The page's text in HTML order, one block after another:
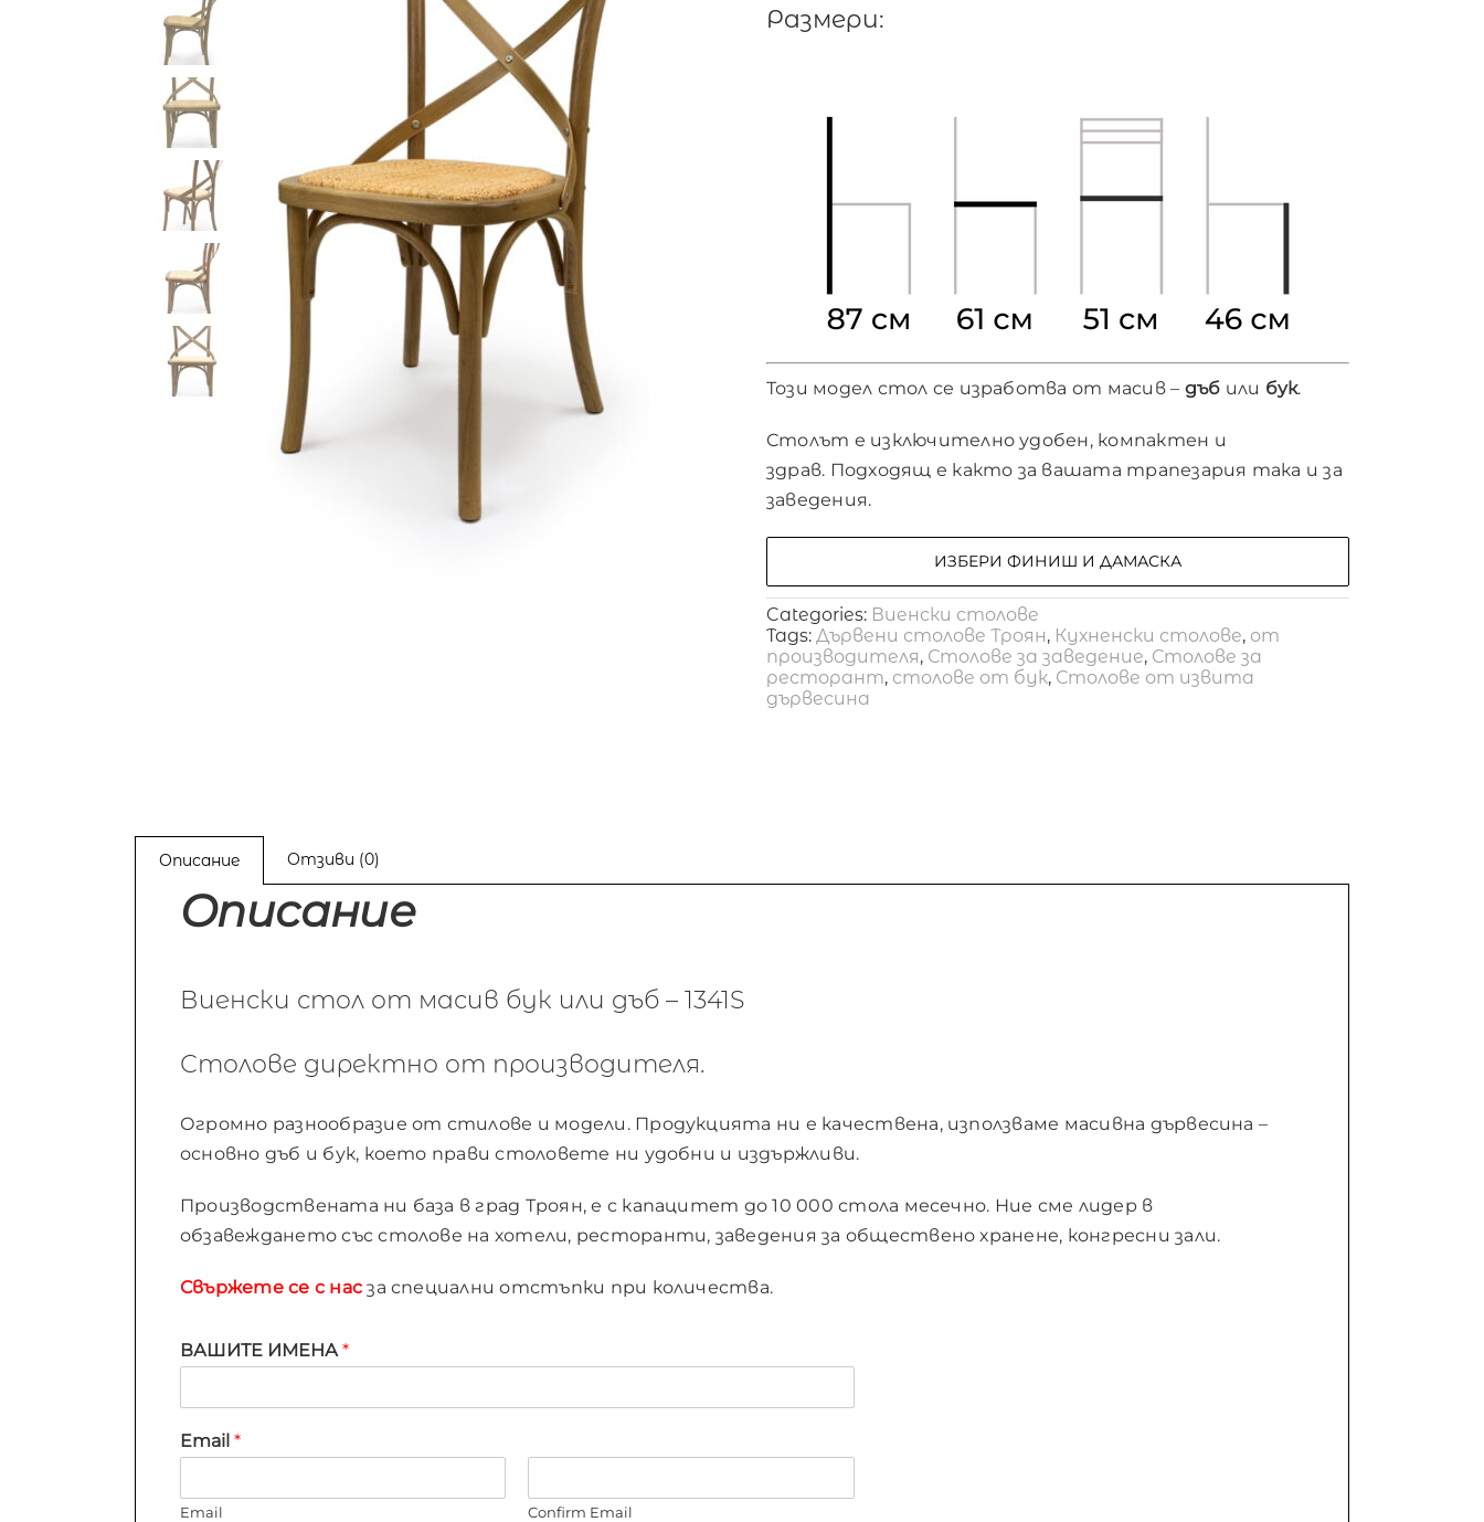
Размери:
Този модел стол се изработва от масив – дъб или бук.
Столът е изключително удобен, компактен и
здрав. Подходящ е както за вашата трапезария така и за
заведения.
ИЗБЕРИ ФИНИШ И ДАМАСКА
Categories: Виенски столове
Tags: Дървени столове Троян, Кухненски столове, от
производителя, Столове за заведение, Столове за
ресторант, столове от бук, Столове от извита
дървесина
Описание Отзиви (0)
Описание
Виенски стол от масив бук или дъб – 1341S
Столове директно от производителя.
Огромно разнообразие от стилове и модели. Продукцията ни е качествена, използваме масивна дървесина –
основно дъб и бук, което прави столовете ни удобни и издържливи.
Производствената ни база в град Троян, е с капацитет до 10 000 стола месечно. Ние сме лидер в
обзавеждането със столове на хотели, ресторанти, заведения за обществено хранене, конгресни зали.
Свържете се с нас за специални отстъпки при количества.
ВАШИТЕ ИМЕНА *
Email *
Email Confirm Email